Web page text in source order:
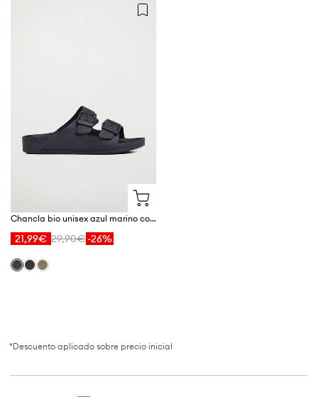
*Descuento aplicado sobre precio inicial